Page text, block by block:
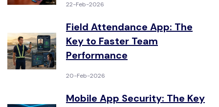
22-Feb-2026
Field Attendance App: The
Key to Faster Team
Performance
20-Feb-2026
Mobile App Security: The Key